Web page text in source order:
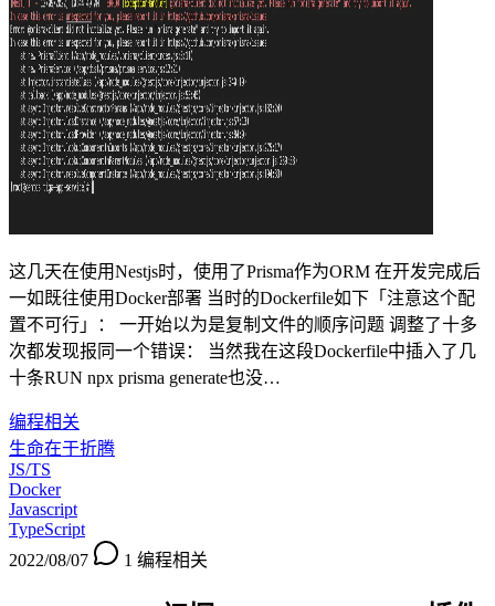
这几天在使用Nestjs时，使用了Prisma作为ORM 在开发完成后
一如既往使用Docker部署 当时的Dockerfile如下「注意这个配
置不可行」： 一开始以为是复制文件的顺序问题 调整了十多
次都发现报同一个错误： 当然我在这段Dockerfile中插入了几
十条RUN npx prisma generate也没…
编程相关
生命在于折腾
JS/TS
Docker
Javascript
TypeScript
2022/08/07
1 编程相关